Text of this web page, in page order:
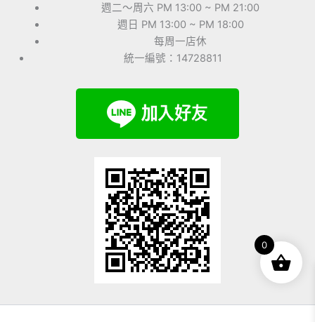
週二～周六 PM 13:00 ~ PM 21:00
週日 PM 13:00 ~ PM 18:00
每周一店休
統一編號：14728811
0